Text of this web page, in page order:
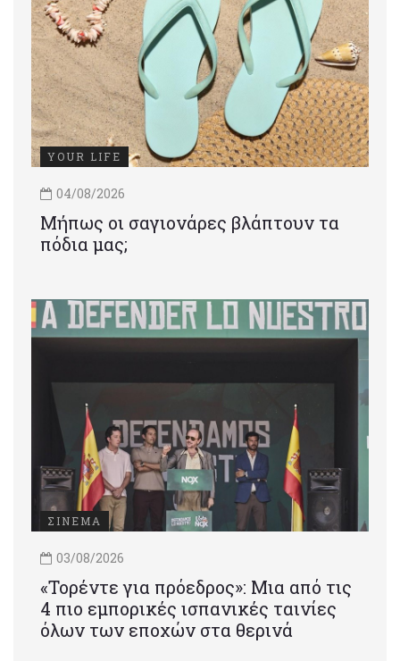
YOUR LIFE
04/08/2026
Μήπως οι σαγιονάρες βλάπτουν τα
πόδια μας;
ΣΙΝΕΜΑ
03/08/2026
«Τορέντε για πρόεδρος»: Mια από τις
4 πιο εμπορικές ισπανικές ταινίες
όλων των εποχών στα θερινά